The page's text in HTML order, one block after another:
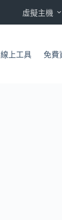
虛擬主機
線上工具 免費